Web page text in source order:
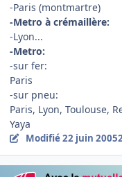
-Paris (montmartre)
-Metro à crémaillère:
-Lyon...
-Metro:
-sur fer:
Paris
-sur pneu:
Paris, Lyon, Toulouse,
Yaya
Modifié22 juin 2005